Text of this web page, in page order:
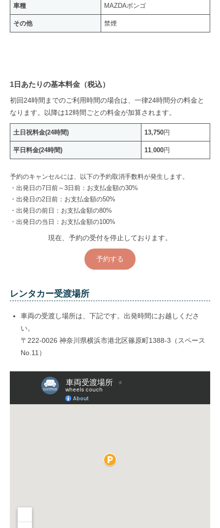
車種 MAZDAボンゴ
その他 禁煙
1日あたりの基本料金（税込）
初回24時間までのご利用時間の場合は、一律24時間分の料金と
なります。以降は12時間ごとの料金が加算されます。
土日祝料金(24時間) 13,750円
平日料金(24時間) 11,000円
予約のキャンセルには、以下の予約取消手数料が発生します。
・出発日の7日前～3日前：お支払金額の30%
・出発日の2日前：お支払金額の50%
・出発日の前日：お支払金額の80%
・出発日の当日：お支払金額の100%
現在、予約の受付を停止しております。
予約する
レンタカー受渡場所
車両の受渡し場所は、下記です。出発時間にお越しくださ
い。
〒222-0026 神奈川県横浜市港北区篠原町1388-3（スペース
No.11）